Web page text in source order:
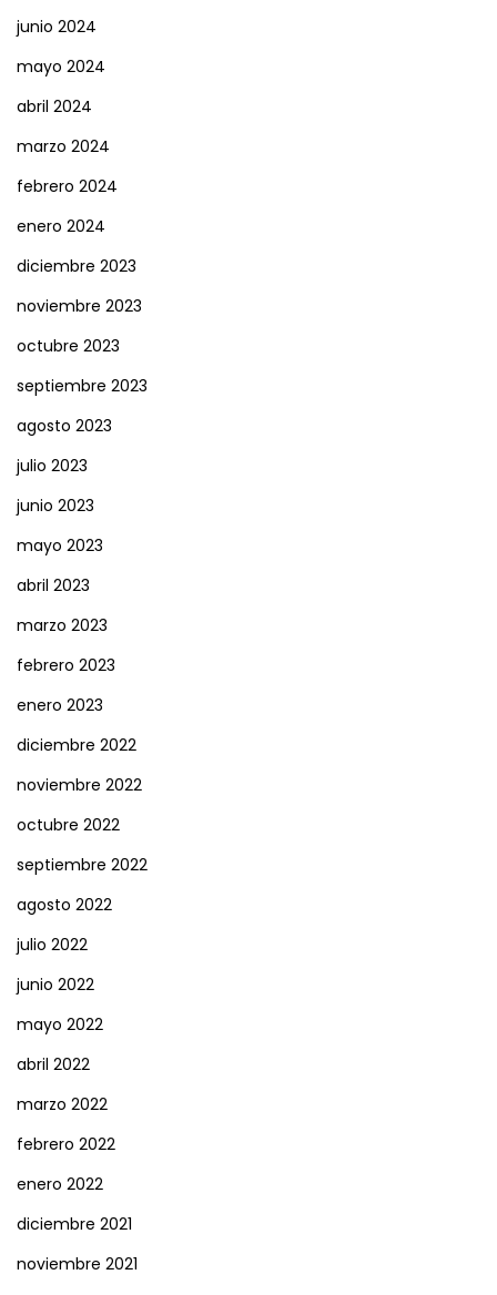
junio 2024
mayo 2024
abril 2024
marzo 2024
febrero 2024
enero 2024
diciembre 2023
noviembre 2023
octubre 2023
septiembre 2023
agosto 2023
julio 2023
junio 2023
mayo 2023
abril 2023
marzo 2023
febrero 2023
enero 2023
diciembre 2022
noviembre 2022
octubre 2022
septiembre 2022
agosto 2022
julio 2022
junio 2022
mayo 2022
abril 2022
marzo 2022
febrero 2022
enero 2022
diciembre 2021
noviembre 2021